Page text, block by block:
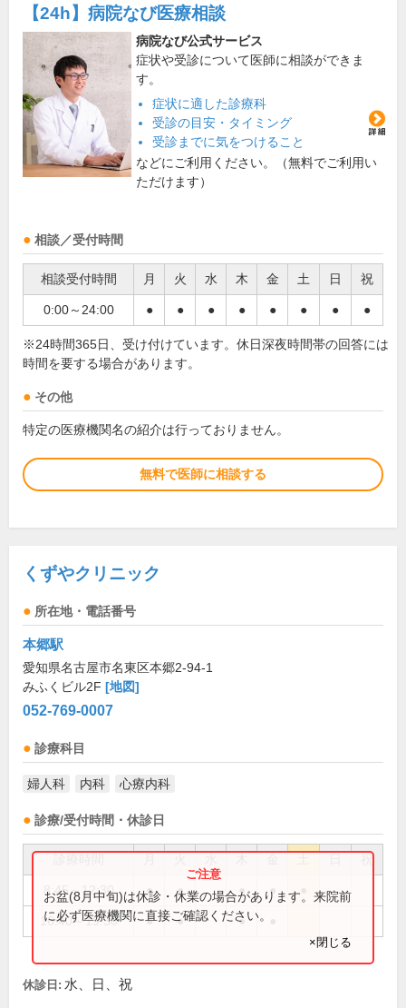
【24h】 病院なび医療相談
病院なび公式サービス
症状や受診について医師に相談ができま
す。
症状に適した診療科
受診の目安・タイミング
受診までに気をつけること
などにご利用ください。（無料でご利用い
ただけます）
相談／受付時間
相談受付時間 月 火 水 木 金 土 日 祝
0:00～24:00 ● ● ● ● ● ● ● ●
※24時間365日、受け付けています。休日深夜時間帯の回答には
時間を要する場合があります。
その他
特定の医療機関名の紹介は行っておりません。
無料で医師に相談する
くずやクリニック
所在地・電話番号
本郷駅
愛知県名古屋市名東区本郷2-94-1
みふくビル2F [地図]
052-769-0007
診療科目
婦人科 内科 心療内科
診療/受付時間・休診日
祝
8:45～12:30 ● ● ● ●
16:40～19:30 ● ● ●
お盆(8月中旬)は休診・休業の場合があります。来院前
に必ず医療機関に直接ご確認ください。
×閉じる
休診日: 水、日、祝